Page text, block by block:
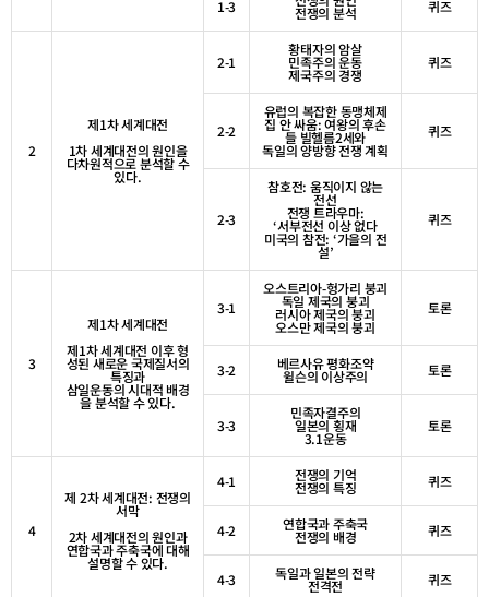
1-3 전쟁의 분석 퀴즈
2
제1차 세계대전
1차 세계대전의 원인을
다차원적으로 분석할 수
있다.
2-1
황태자의 암살
민족주의 운동
제국주의 경쟁
퀴즈
2-2
유럽의 복잡한 동맹체제
집 안 싸움:여왕의 후손
들 빌헬름2세와
독일의 양방향 전쟁 계획
퀴즈
2-3
참호전: 움직이지 않는
전선
전쟁 트라우마:
‘서부전선 이상 없다
미국의 참전: ‘가을의 전
설’
퀴즈
3
제1차 세계대전
제1차 세계대전 이후 형
성된 새로운 국제질서의
특징과
삼일운동의 시대적 배경
을 분석할 수 있다.
3-1
오스트리아-헝가리 붕괴
독일 제국의 붕괴
러시아 제국의 붕괴
오스만 제국의 붕괴
토론
3-2 베르사유 평화조약
윌슨의 이상주의 토론
3-3
민족자결주의
일본의 횡재
3.1운동
토론
4
제 2차 세계대전: 전쟁의
서막
2차 세계대전의 원인과
연합국과 주축국에 대해
설명할 수 있다.
4-1 전쟁의 기억
전쟁의 특징 퀴즈
4-2 연합국과 주축국
전쟁의 배경 퀴즈
4-3 독일과 일본의 전략
전격전 퀴즈